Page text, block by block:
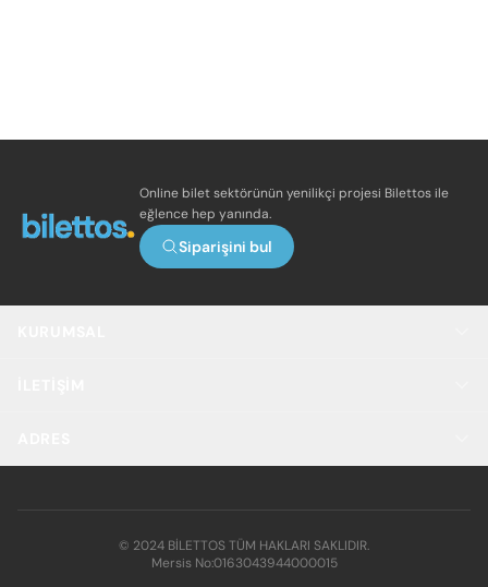
Online bilet sektörünün yenilikçi projesi Bilettos ile
eğlence hep yanında.
Siparişini bul
© 2024 BİLETTOS TÜM HAKLARI SAKLIDIR.
Mersis No:0163043944000015